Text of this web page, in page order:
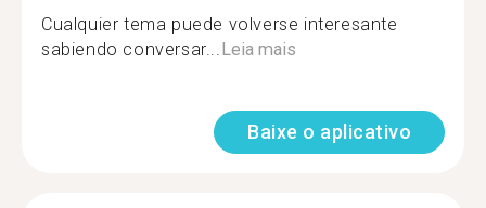
Cualquier tema puede volverse interesante
sabiendo conversar...Leia mais
Baixe o aplicativo